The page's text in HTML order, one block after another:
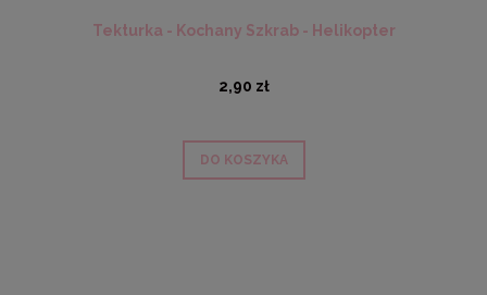
Tekturka - Kochany Szkrab - Helikopter
2,90 zł
DO KOSZYKA